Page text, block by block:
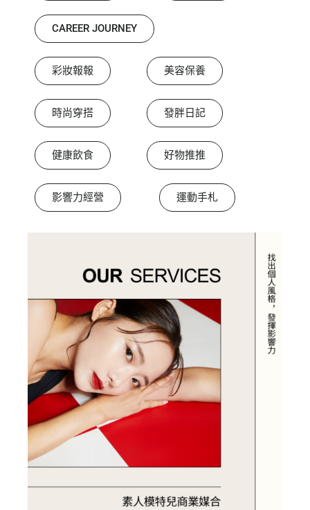
CAREER JOURNEY
彩妝報報 美容保養
時尚穿搭 發胖日記
健康飲食 好物推推
影響力經營 運動手札